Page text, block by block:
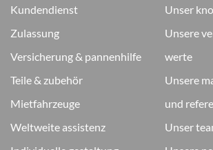
kundendienst
zulassung
versicherung & pannenhilfe
teile & zubehör
mietfahrzeuge
weltweite assistenz
unser
unsere verpflichtungen &
werte
unsere markenbotschafter
und
unser